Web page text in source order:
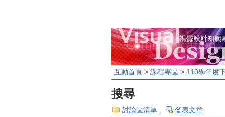
互動首頁 > 課程專區 > 110學年度
搜尋
討論區清單 發表文章